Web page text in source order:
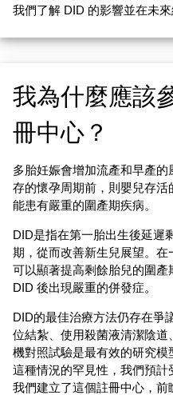
我們了解 DID 的影響並在未來
我為什麼應該
冊中心？
多胎妊娠會增加流產和早產
存的懷孕周期前，則嬰兒存
能患有嚴重的圍產期疾病。
DID是指在第一胎出生後延遲
期，從而改善新生兒展望。
可以顯著提高剩餘胎兒的圍
DID 後出現嚴重的併發症。
DID的最佳治療方法仍存在爭
位結紮、使用殺菌液清潔陰
機對照試驗是最有效的研究
這種情況的罕見性，我們預計
我們建立了這個註冊中心，